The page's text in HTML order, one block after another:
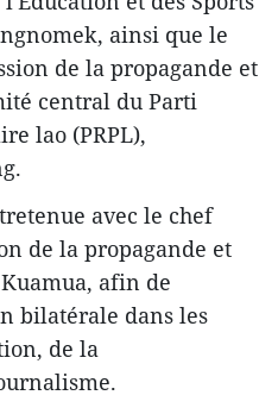
ainsi que le
de la propagande et
central du Parti
lao (PRPL),
avec le chef
de la propagande et
afin de
bilatérale dans les
de la